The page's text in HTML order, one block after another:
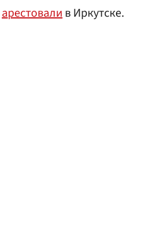
арестовалив Иркутске.